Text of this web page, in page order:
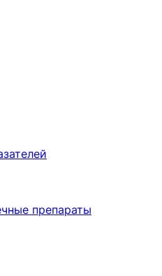
препараты